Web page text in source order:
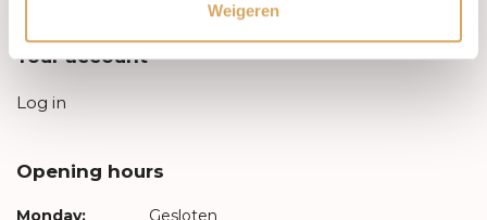
Weigeren
Your account
Log in
Opening hours
Monday: Gesloten